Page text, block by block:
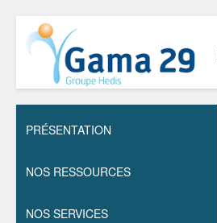
PRÉSENTATION
NOS RESSOURCES
NOS SERVICES